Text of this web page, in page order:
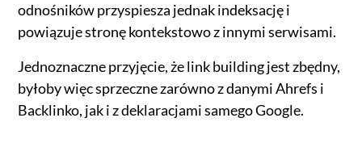
odnośników przyspiesza jednak indeksację i
powiązuje stronę kontekstowo z innymi serwisami.
Jednoznaczne przyjęcie, że link building jest zbędny,
byłoby więc sprzeczne zarówno z danymi Ahrefs i
Backlinko, jak i z deklaracjami samego Google.